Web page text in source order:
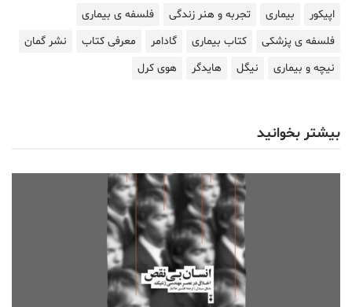
اپیکور بیماری تجربه و هنر زندگی
فلسفه ی بیماری
فلسفه ی پزشکی
کتاب بیماری گادامر معرفی کتاب
نشر گمان
نیچه و بیماری
نیگل هایدگر هوی کرل
بیشتر بخوانید